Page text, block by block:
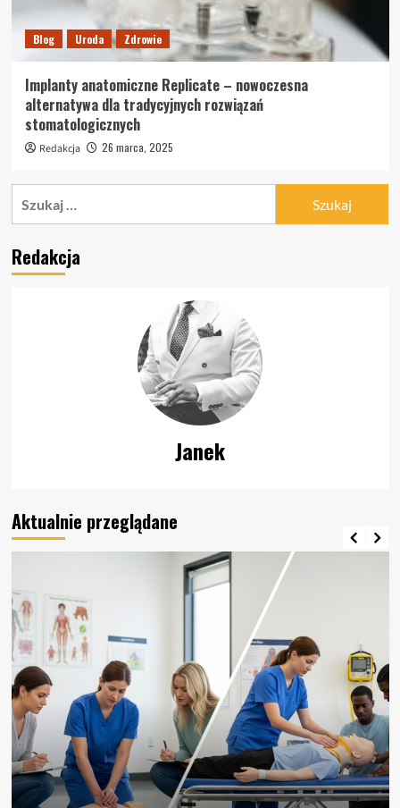
Blog Uroda Zdrowie
Implanty anatomiczne Replicate – nowoczesna
alternatywa dla tradycyjnych rozwiązań
stomatologicznych
Redakcja 26 marca, 2025
Redakcja
Janek
Aktualnie przeglądane